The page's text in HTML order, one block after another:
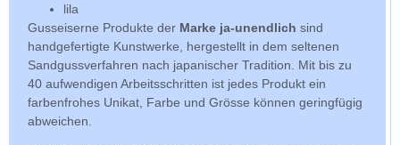
lila
Gusseiserne Produkte der Marke ja-unendlich sind
handgefertigte Kunstwerke, hergestellt in dem seltenen
Sandgussverfahren nach japanischer Tradition. Mit bis zu
40 aufwendigen Arbeitsschritten ist jedes Produkt ein
farbenfrohes Unikat, Farbe und Grösse können geringfügig
abweichen.